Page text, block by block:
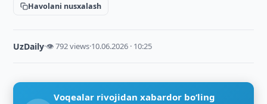
Havolani nusxalash
UzDaily·👁 792 views·10.06.2026 · 10:25
Voqealar rivojidan xabardor bo‘ling